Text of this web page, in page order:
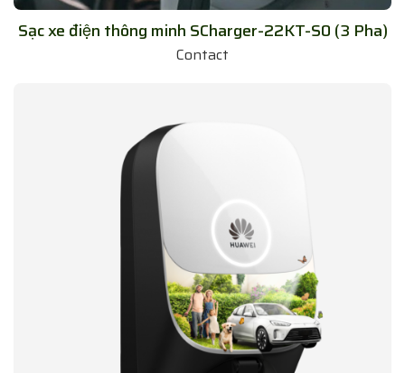
Sạc xe điện thông minh SCharger-22KT-S0 (3 Pha)
Contact